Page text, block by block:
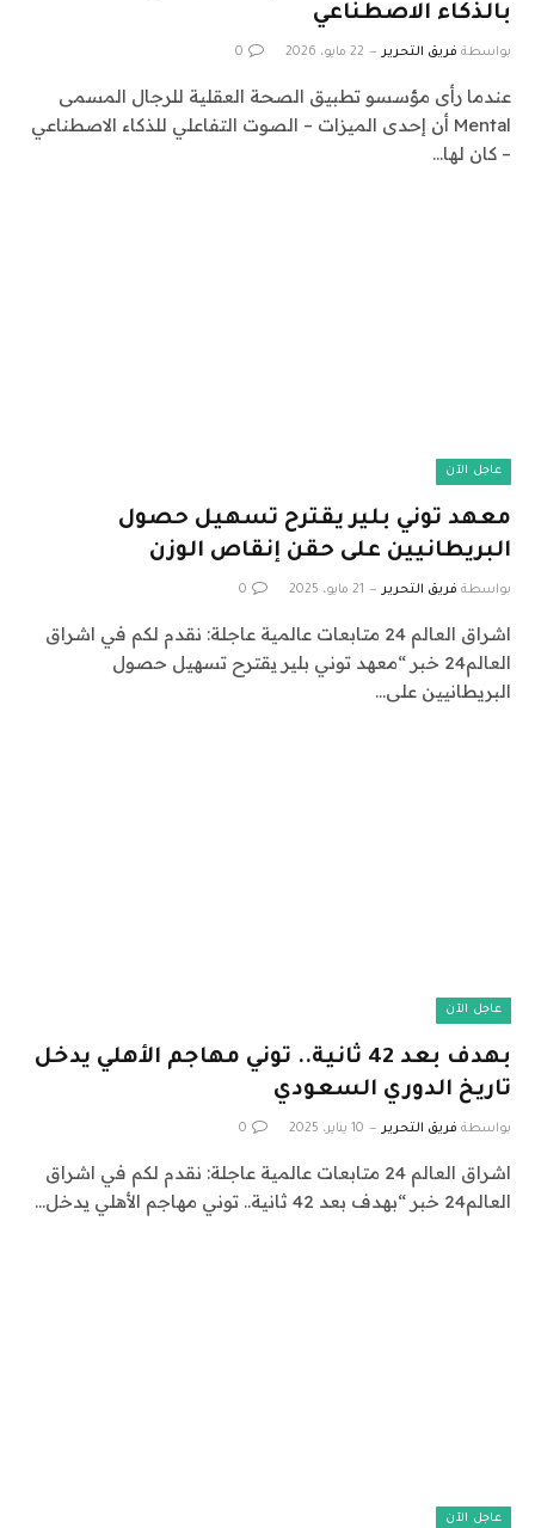
بالذكاء الاصطناعي
بواسطة فريق التحرير 22 مايو، 2026 0
عندما رأى مؤسسو تطبيق الصحة العقلية للرجال المسمى
Mental أن إحدى الميزات – الصوت التفاعلي للذكاء الاصطناعي
– كان لها…
عاجل الآن
معهد توني بلير يقترح تسهيل حصول
البريطانيين على حقن إنقاص الوزن
بواسطة فريق التحرير 21 مايو، 2025 0
اشراق العالم 24 متابعات عالمية عاجلة: نقدم لكم في اشراق
العالم24 خبر “معهد توني بلير يقترح تسهيل حصول
البريطانيين على…
عاجل الآن
بهدف بعد 42 ثانية.. توني مهاجم الأهلي يدخل
تاريخ الدوري السعودي
بواسطة فريق التحرير 10 يناير، 2025 0
اشراق العالم 24 متابعات عالمية عاجلة: نقدم لكم في اشراق
العالم24 خبر “بهدف بعد 42 ثانية.. توني مهاجم الأهلي يدخل…
عاجل الآن